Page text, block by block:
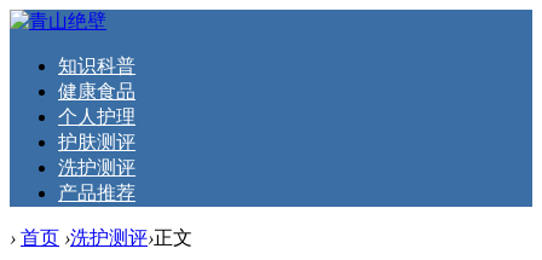
知识科普
健康食品
个人护理
护肤测评
洗护测评
产品推荐
› 首页 ›洗护测评›正文